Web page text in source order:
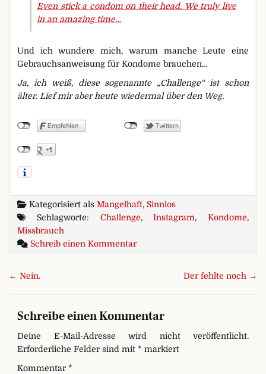
Even stick a condom on their head. We truly live
in an amazing time…
Und ich wundere mich, warum manche Leute eine
Gebrauchsanweisung für Kondome brauchen…
Ja, ich weiß, diese sogenannte „Challenge“ ist schon
älter. Lief mir aber heute wiedermal über den Weg.
Kategorisiert als Mangelhaft, Sinnlos
Schlagworte: Challenge,Instagram, Kondome,
Missbrauch
Schreib einen Kommentarzu Idioten
Beitragsnavigation Der fehlte noch →
← Nein.
Schreibe einen Kommentar
Deine E-Mail-Adresse wird nicht veröffentlicht.
Erforderliche Felder sind mit * markiert
Kommentar *